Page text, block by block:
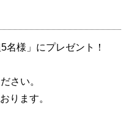
名様」にプレゼント！
さい。
ります。